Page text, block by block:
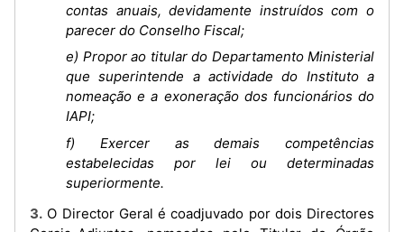
contas anuais, devidamente instruídos com o
parecer do Conselho Fiscal;
e) Propor ao titular do Departamento Ministerial
que superintende a actividade do Instituto a
nomeação e a exoneração dos funcionários do
IAPI;
f) Exercer as demais competências
estabelecidas por lei ou determinadas
superiormente.
3. O Director Geral é coadjuvado por dois Directores